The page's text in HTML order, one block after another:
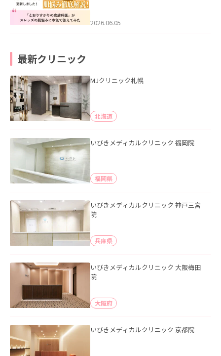
2026.06.05
最新クリニック
MJクリニック札幌
北海道
いびきメディカルクリニック 福岡院
福岡県
いびきメディカルクリニック 神戸三宮
院
兵庫県
いびきメディカルクリニック 大阪梅田
院
大阪府
いびきメディカルクリニック 京都院